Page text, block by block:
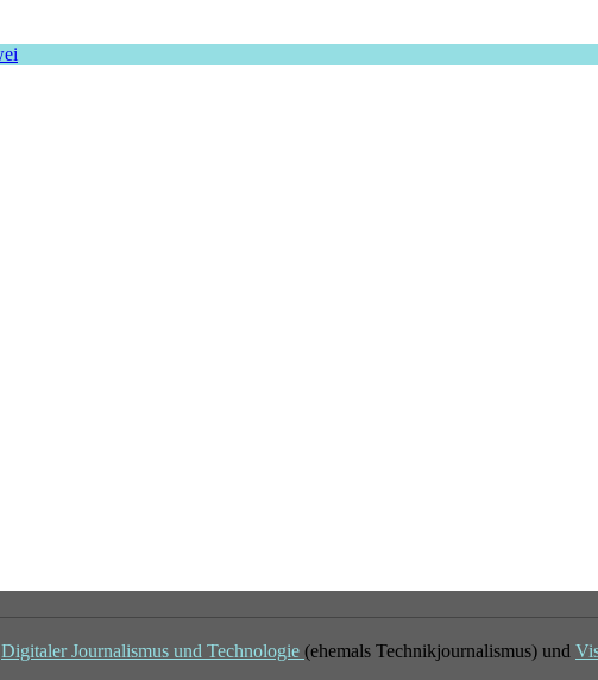
Digitaler Journalismus und Technologie (ehemals Technikjournalismus) und